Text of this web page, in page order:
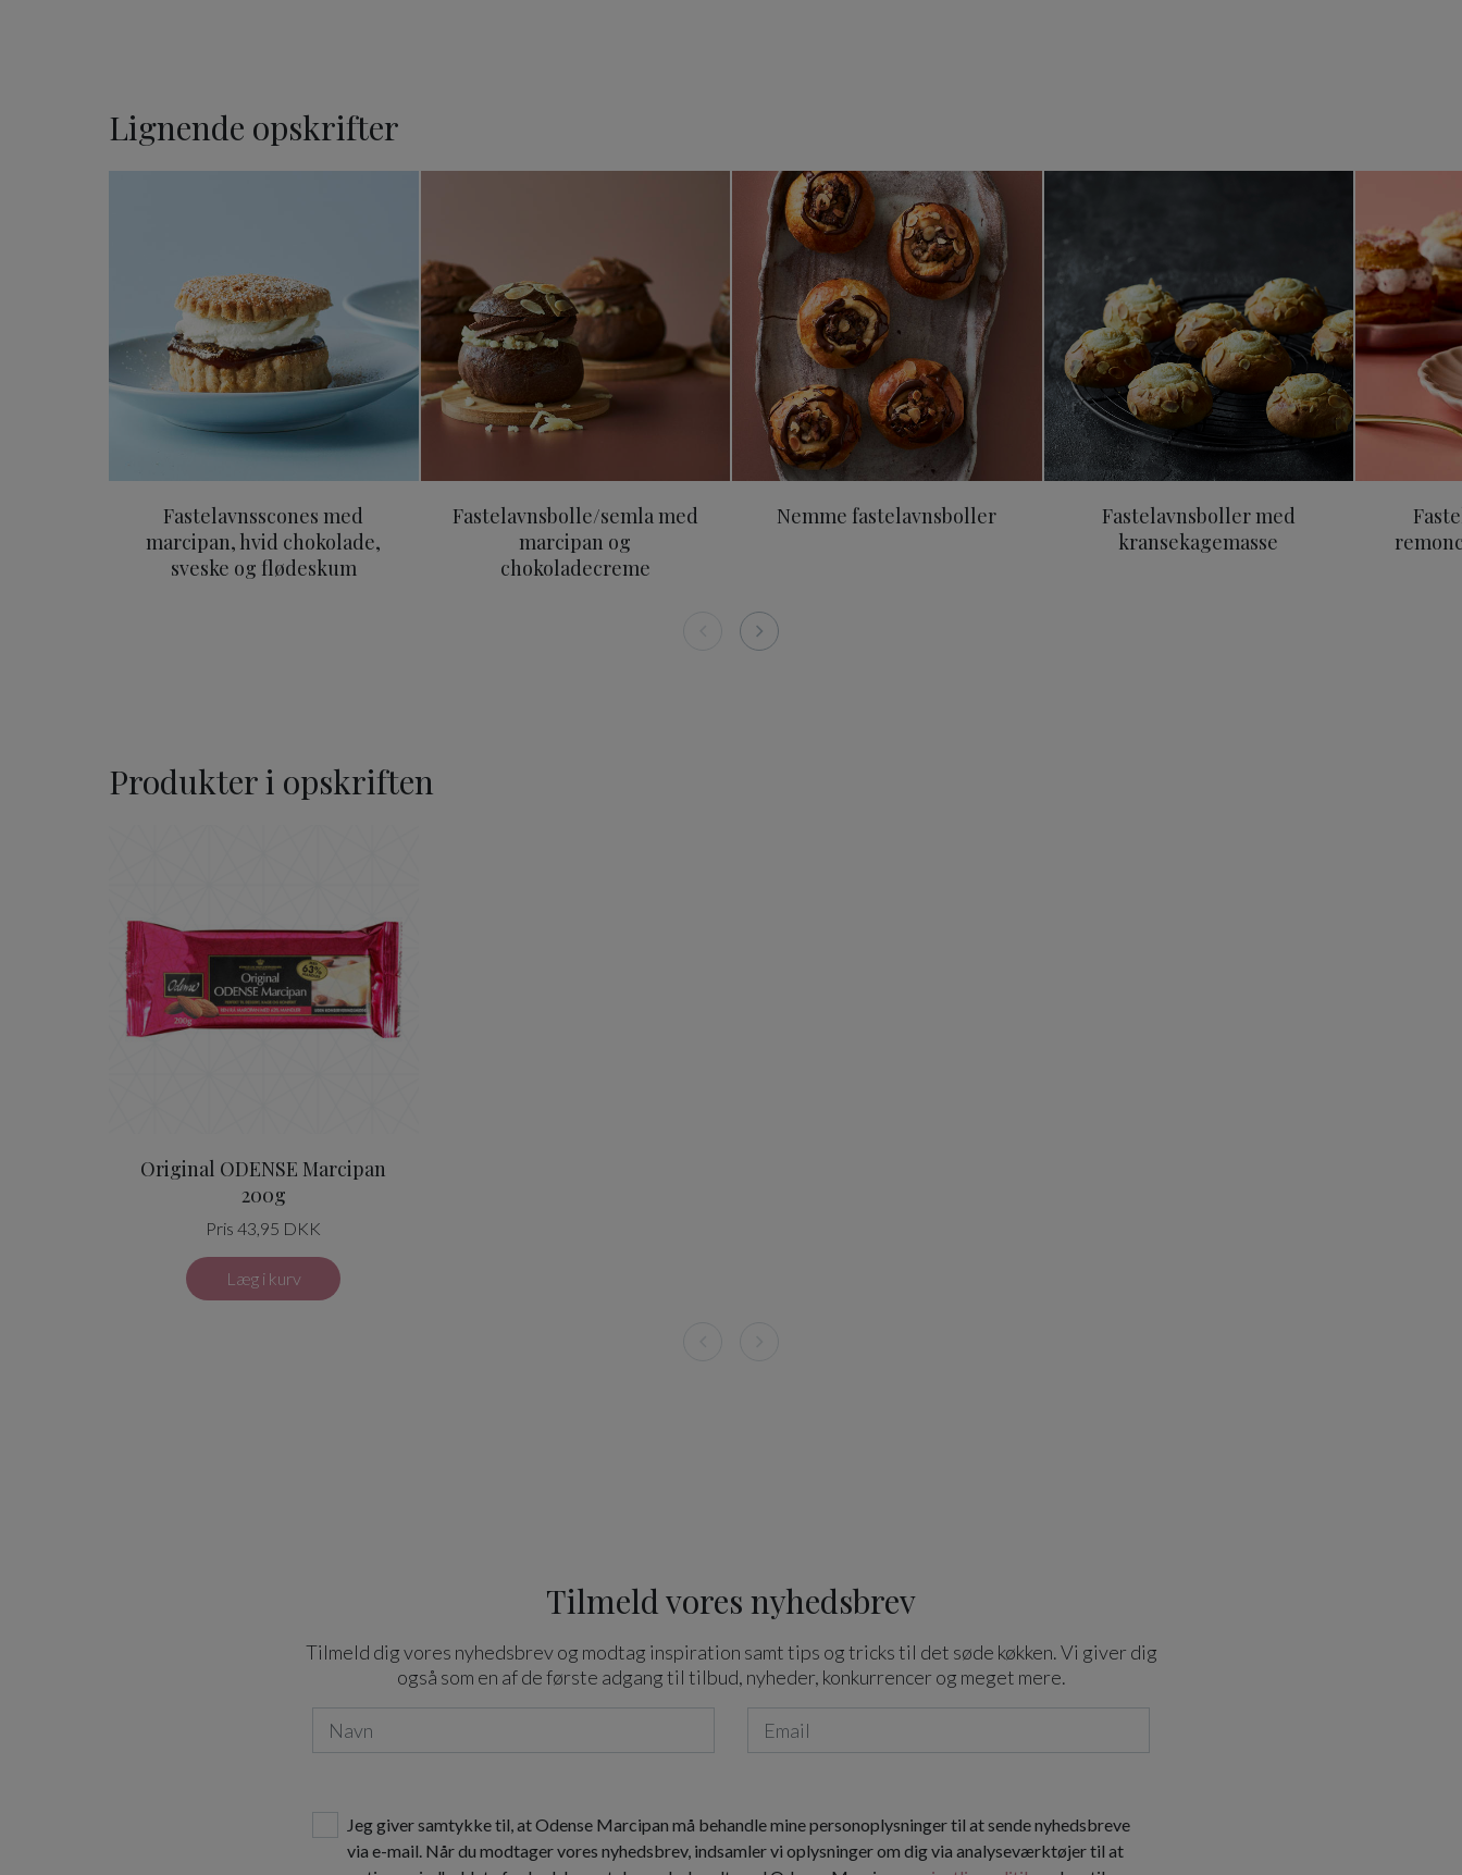
Lignende opskrifter
Fastelavnsscones med
marcipan, hvid chokolade,
sveske og flødeskum
Fastelavnsscones med marcipan, hvid chokolade, sveske og flødeskum
Fastelavnsbolle/semla med
marcipan og
chokoladecreme
Fastelavnsbolle/semla med marcipan og chokoladecreme
Nemme fastelavnsboller
Nemme fastelavnsboller
Fastelavnsboller med
kransekagemasse
Produkter i opskriften
Original ODENSE Marcipan
200g
Pris 43,95 DKK
Læg i kurv
Tilmeld vores nyhedsbrev
Tilmeld dig vores nyhedsbrev og modtag inspiration samt tips og tricks til det søde køkken. Vi giver dig
også som en af de første adgang til tilbud, nyheder, konkurrencer og meget mere.
Jeg giver samtykke til, at Odense Marcipan må behandle mine personoplysninger til at sende nyhedsbreve
via e-mail. Når du modtager vores nyhedsbrev, indsamler vi oplysninger om dig via analyseværktøjer til at